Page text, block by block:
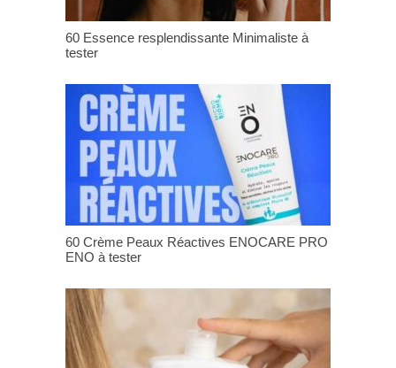
60 Essence resplendissante Minimaliste à
tester
60 Crème Peaux Réactives ENOCARE PRO
ENO à tester